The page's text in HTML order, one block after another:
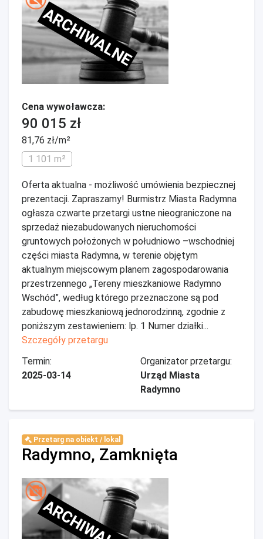
ARCHIWALNE
Cena wywoławcza:
90 015 zł
81,76 zł/m²
1 101 m²
Oferta aktualna - możliwość umówienia bezpiecznej
prezentacji. Zapraszamy! Burmistrz Miasta Radymna
ogłasza czwarte przetargi ustne nieograniczone na
sprzedaż niezabudowanych nieruchomości
gruntowych położonych w południowo –wschodniej
części miasta Radymna, w terenie objętym
aktualnym miejscowym planem zagospodarowania
przestrzennego „Tereny mieszkaniowe Radymno
Wschód”, według którego przeznaczone są pod
zabudowę mieszkaniową jednorodzinną, zgodnie z
poniższym zestawieniem: lp. 1 Numer działki...
Szczegóły przetargu
Termin:
2025-03-14
Organizator przetargu:
Urząd Miasta
Radymno
Przetarg na obiekt / lokal
Radymno, Zamknięta